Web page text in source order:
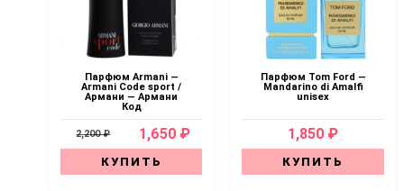
Парфюм Armani —
Armani Code sport /
Армани — Армани
Код
2,200 ₽ 1,650 ₽
КУПИТЬ
Парфюм Tom Ford —
Mandarino di Amalfi
unisex
1,850 ₽
КУПИТЬ